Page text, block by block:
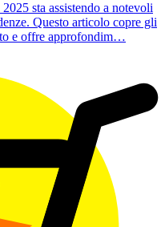
sta assistendo a notevoli
Questo articolo copre gli
e offre approfondim…